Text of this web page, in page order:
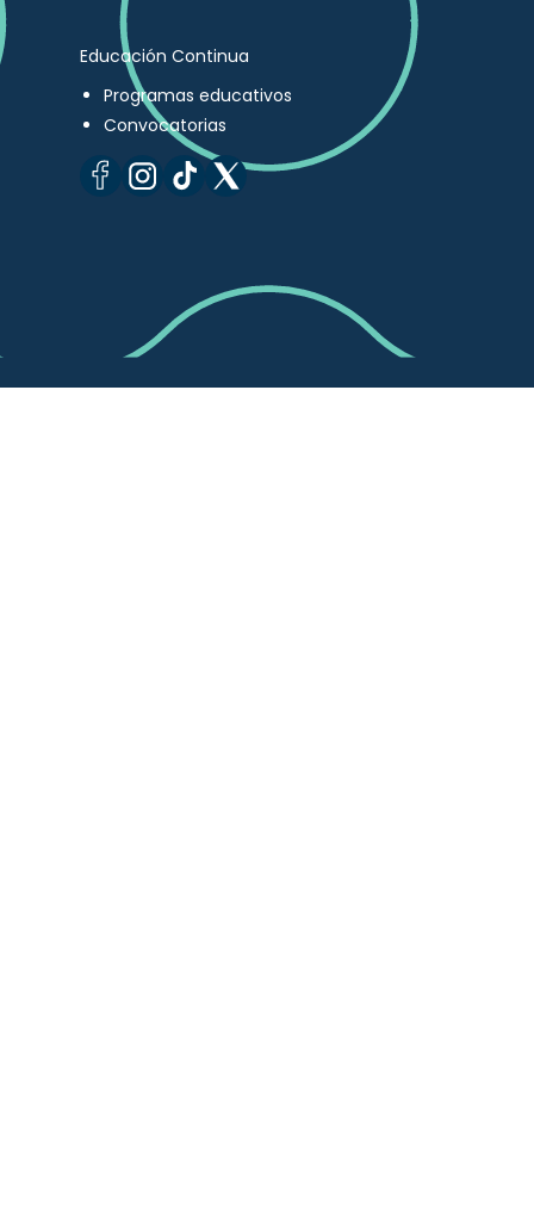
Educación Continua
Programas educativos
Convocatorias